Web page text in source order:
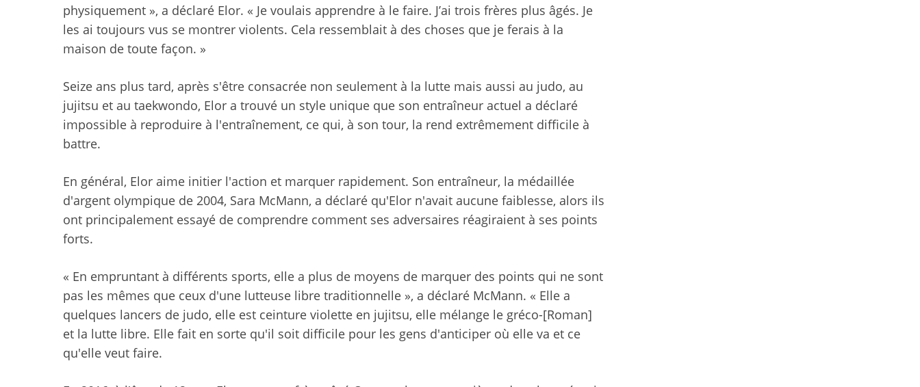
physiquement », a déclaré Elor. « Je voulais apprendre à le faire. J’ai trois frères plus âgés. Je
les ai toujours vus se montrer violents. Cela ressemblait à des choses que je ferais à la
maison de toute façon. »
Seize ans plus tard, après s'être consacrée non seulement à la lutte mais aussi au judo, au
jujitsu et au taekwondo, Elor a trouvé un style unique que son entraîneur actuel a déclaré
impossible à reproduire à l'entraînement, ce qui, à son tour, la rend extrêmement difficile à
battre.
En général, Elor aime initier l'action et marquer rapidement. Son entraîneur, la médaillée
d'argent olympique de 2004, Sara McMann, a déclaré qu'Elor n'avait aucune faiblesse, alors ils
ont principalement essayé de comprendre comment ses adversaires réagiraient à ses points
forts.
« En empruntant à différents sports, elle a plus de moyens de marquer des points qui ne sont
pas les mêmes que ceux d'une lutteuse libre traditionnelle », a déclaré McMann. « Elle a
quelques lancers de judo, elle est ceinture violette en jujitsu, elle mélange le gréco-[Roman]
et la lutte libre. Elle fait en sorte qu'il soit difficile pour les gens d'anticiper où elle va et ce
qu'elle veut faire.